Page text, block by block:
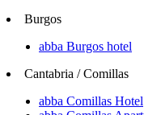
Burgos
abba Burgos hotel
Cantabria / Comillas
abba Comillas Hotel